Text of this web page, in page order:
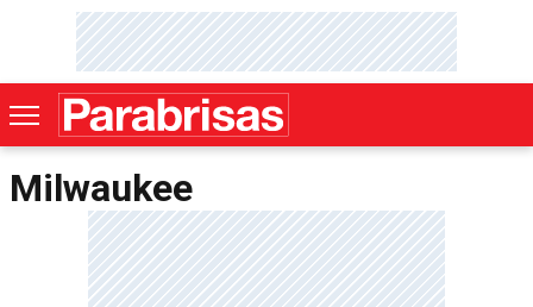
Milwaukee